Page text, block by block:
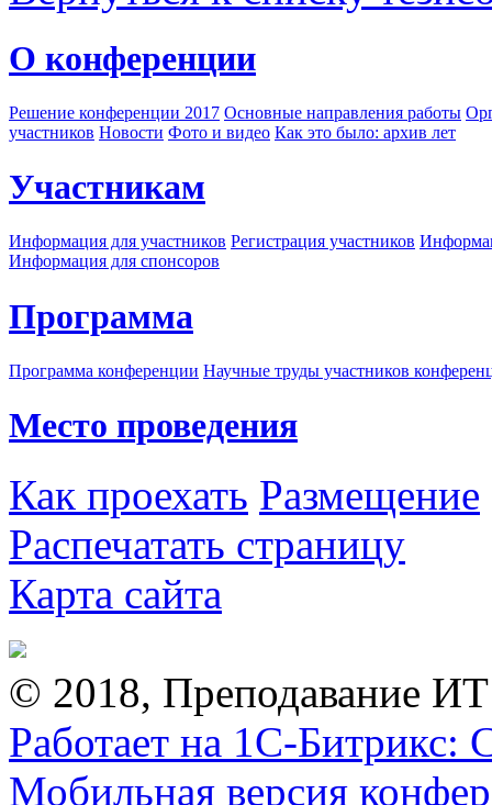
О конференции
Решение конференции 2017 Основные направления работы
участников Новости Фото и видео Как это было: архив лет
Участникам
Информация для участников Регистрация участников
Информация для спонсоров
Программа
Программа конференции Научные труды участников
Место проведения
Как проехать Размещение
Распечатать страницу
Карта сайта
© 2018, Преподавание
Работает на 1С-Битрикс:
Мобильная версия